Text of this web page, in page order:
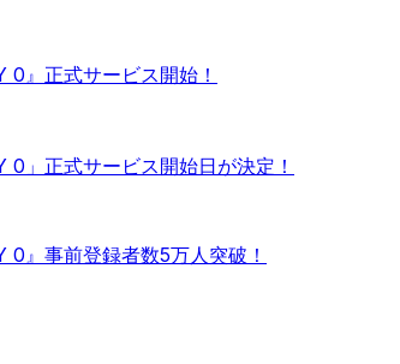
』正式サービス開始！
」正式サービス開始日が決定！
』事前登録者数5万人突破！